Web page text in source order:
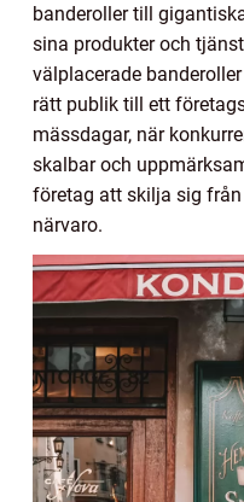
banderoller till
sina produkter och
välplacerade
rätt publik till ett
mässdagar, när
skalbar och
företag att skilja sig
närvaro.